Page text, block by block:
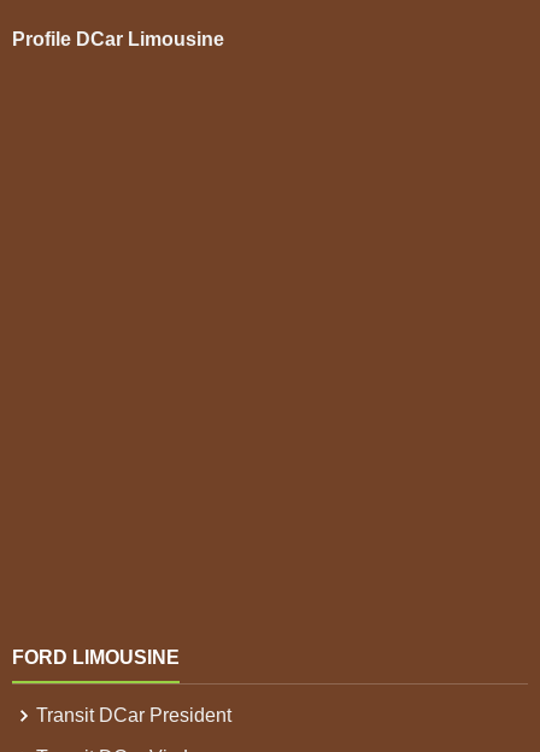
Profile DCar Limousine
FORD LIMOUSINE
Transit DCar President